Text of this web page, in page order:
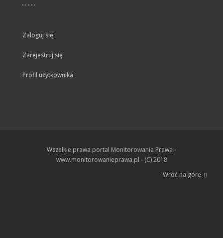
Zaloguj się
Zarejestruj się
Profil użytkownika
Wszelkie prawa portal Monitorowania Prawa -
www.monitorowanieprawa.pl - (C) 2018
Wróć na górę